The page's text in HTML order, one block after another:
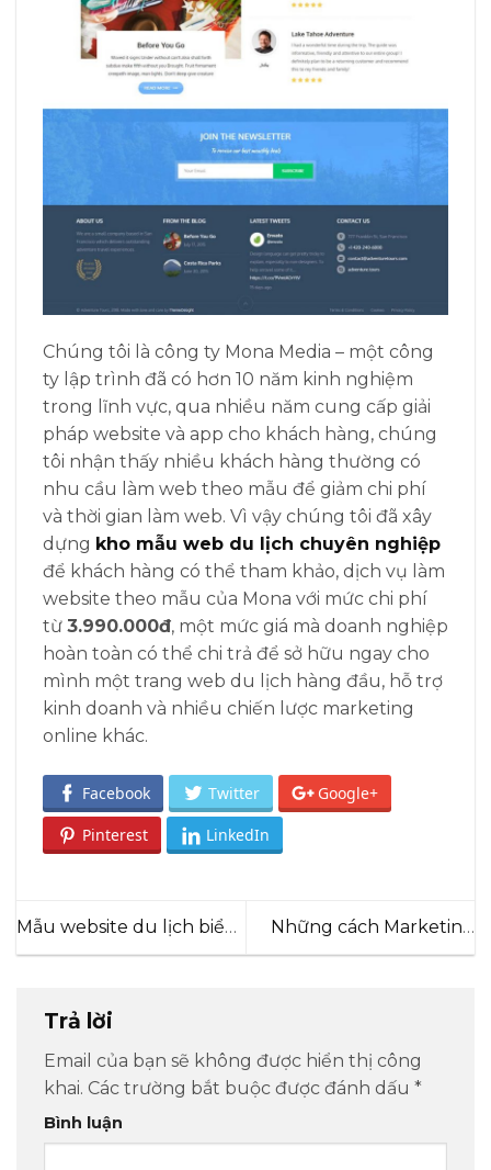
Chúng tôi là công ty Mona Media – một công
ty lập trình đã có hơn 10 năm kinh nghiệm
trong lĩnh vực, qua nhiều năm cung cấp giải
pháp website và app cho khách hàng, chúng
tôi nhận thấy nhiều khách hàng thường có
nhu cầu làm web theo mẫu để giảm chi phí
và thời gian làm web. Vì vậy chúng tôi đã xây
dựng kho mẫu web du lịch chuyên nghiệp
để khách hàng có thể tham khảo, dịch vụ làm
website theo mẫu của Mona với mức chi phí
từ 3.990.000đ, một mức giá mà doanh nghiệp
hoàn toàn có thể chi trả để sở hữu ngay cho
mình một trang web du lịch hàng đầu, hỗ trợ
kinh doanh và nhiều chiến lược marketing
online khác.
Facebook Twitter Google+
Pinterest LinkedIn
Mẫu website du lịch biển
Travel Time
Những cách Marketing
du lịch hiệu quả – chi phí
Trả lời
Email của bạn sẽ không được hiển thị công
khai. Các trường bắt buộc được đánh dấu *
Bình luận